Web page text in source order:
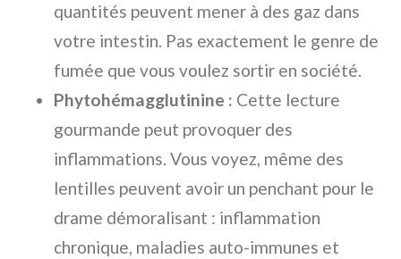
quantités peuvent mener à des gaz dans
votre intestin. Pas exactement le genre de
fumée que vous voulez sortir en société.
Phytohémagglutinine : Cette lecture
gourmande peut provoquer des
inflammations. Vous voyez, même des
lentilles peuvent avoir un penchant pour le
drame démoralisant : inflammation
chronique, maladies auto-immunes et